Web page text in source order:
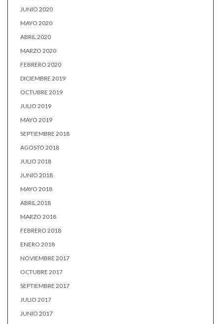
JUNIO 2020
MAYO 2020
ABRIL 2020
MARZO 2020
FEBRERO 2020
DICIEMBRE 2019
OCTUBRE 2019
JULIO 2019
MAYO 2019
SEPTIEMBRE 2018
AGOSTO 2018
JULIO 2018
JUNIO 2018
MAYO 2018
ABRIL 2018
MARZO 2018
FEBRERO 2018
ENERO 2018
NOVIEMBRE 2017
OCTUBRE 2017
SEPTIEMBRE 2017
JULIO 2017
JUNIO 2017